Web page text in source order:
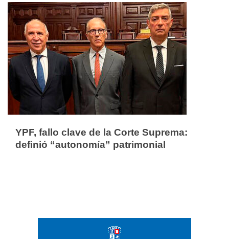
YPF, fallo clave de la Corte Suprema:
definió “autonomía” patrimonial